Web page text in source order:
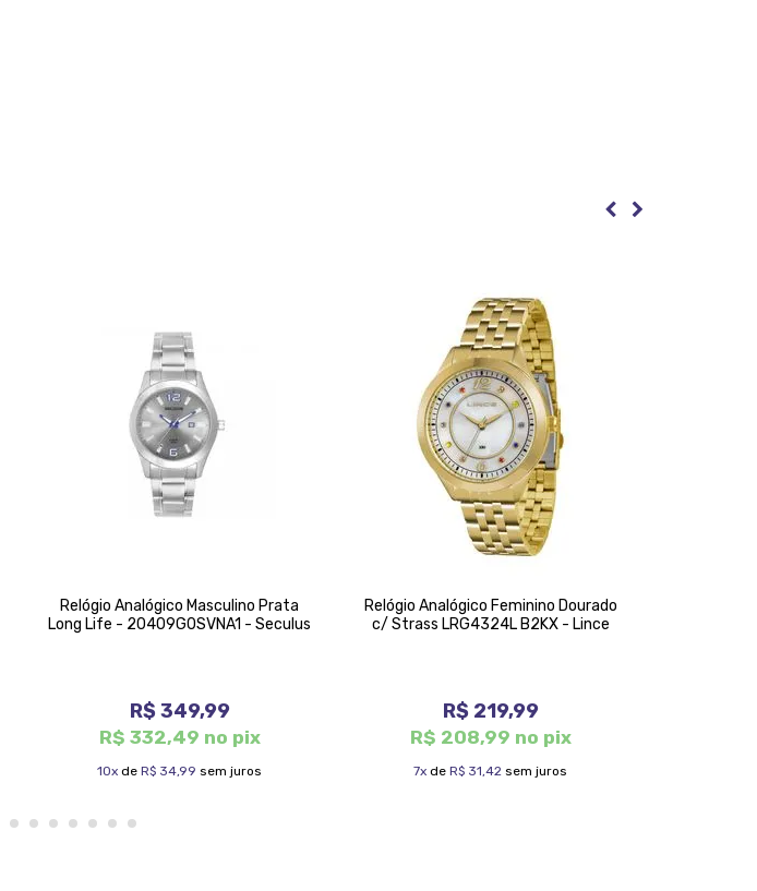
Relógio Analógico Masculino Prata
Long Life - 20409G0SVNA1 - Seculus
R$ 349,99
R$ 332,49 no pix
10x de R$ 34,99 sem juros
Relógio Analógico Feminino Dourado
c/ Strass LRG4324L B2KX - Lince
R$ 219,99
R$ 208,99 no pix
7x de R$ 31,42 sem juros
6 7 8 9 10 11 12